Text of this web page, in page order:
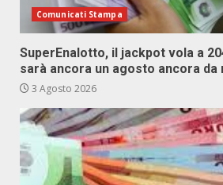
Comunicati Stampa
SuperEnalotto, il jackpot vola a
sarà ancora un agosto ancora da
3 Agosto 2026